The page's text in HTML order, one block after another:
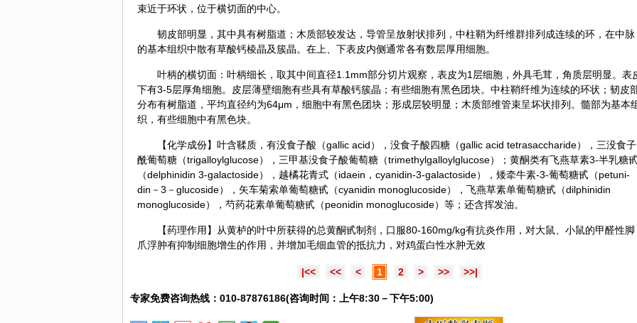
束近于环状，位于横切面的中心。
韧皮部明显，其中具有树脂道；木质部较发达，导管呈放射状排列，中柱鞘为纤维群排列成连续的环，在中脉
的基本组织中散有草酸钙棱晶及簇晶。在上、下表皮内侧通常各有数层厚用细胞。
叶柄的横切面：叶柄细长，取其中间直径1.1mm部分切片观察，表皮为1层细胞，外具毛茸，角质层明显。表
下有3-5层厚角细胞。皮层薄壁细胞有些具有草酸钙簇晶；有些细胞有黑色团块。中柱鞘纤维为连续的环状；韧皮
分布有树脂道，平均直径约为64μm，细胞中有黑色团块；形成层较明显；木质部维管束呈坏状排列。髓部为基本
织，有些细胞中有黑色块。
【化学成份】叶含鞣质，有没食子酸（gallic acid），没食子酸四糖（gallic acid tetrasaccharide），三没食子
酰葡萄糖（trigalloylglucose），三甲基没食子酸葡萄糖（trimethylgalloylglucose）；黄酮类有飞燕草素3-半乳糖
（delphinidin 3-galactoside），越橘花青式（idaein，cyanidin-3-galactoside），矮牵牛素-3-葡萄糖甙（petuni-
din－3－glucoside），矢车菊索单葡萄糖甙（cyanidin monoglucoside），飞燕草素单葡萄糖甙（dilphinidin
monoglucoside），芍药花素单葡萄糖甙（peonidin monoglucoside）等；还含挥发油。
【药理作用】从黄栌的叶中所获得的总黄酮甙制剂，口服80-160mg/kg有抗炎作用，对大鼠、小鼠的甲醛性脚
爪浮肿有抑制细胞增生的作用，并增加毛细血管的抵抗力，对鸡蛋白性水肿无效
|<< << < 1 2 > >> >>|
专家免费咨询热线：010-87876186(咨询时间：上午8:30－下午5:00)